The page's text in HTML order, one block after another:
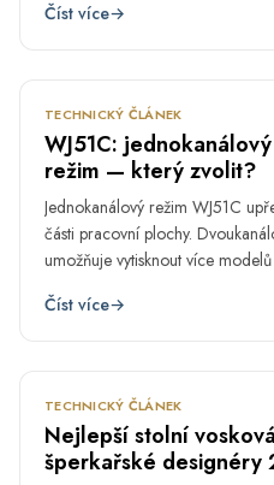
Číst více→
DUB
TECHNICKÝ ČLÁNEK
WJ51C:
režim — který zvolit?
Jednokanálový režim WJ51C
části pracovní plochy.
umožňuje vytisknout více
zakázky.
Číst více→
DUB
TECHNICKÝ ČLÁNEK
Nejlepší stolní
šperkařské designéry